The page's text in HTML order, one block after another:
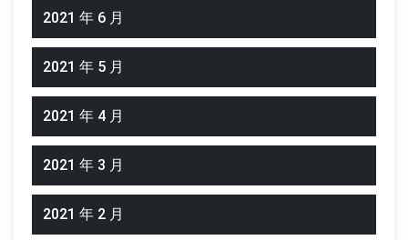
2021 年 6 月
2021 年 5 月
2021 年 4 月
2021 年 3 月
2021 年 2 月